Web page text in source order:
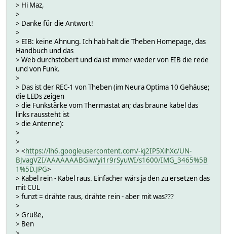
> Hi Maz,
>
> Danke für die Antwort!
>
> EIB: keine Ahnung. Ich hab halt die Theben Homepage, das
Handbuch und das
> Web durchstöbert und da ist immer wieder von EIB die rede
und von Funk.
>
> Das ist der REC-1 von Theben (im Neura Optima 10 Gehäuse;
die LEDs zeigen
> die Funkstärke vom Thermastat an; das braune kabel das
links raussteht ist
> die Antenne):
>
>
> <https://lh6.googleusercontent.com/-kj2IP5XihXc/UN-
BJvagVZI/AAAAAAABGiw/yi1r9rSyuWI/s1600/IMG_3465%5B
1%5D.JPG>
> Kabel rein - Kabel raus. Einfacher wärs ja den zu ersetzen das
mit CUL
> funzt = drähte raus, drähte rein - aber mit was???
>
> Grüße,
> Ben